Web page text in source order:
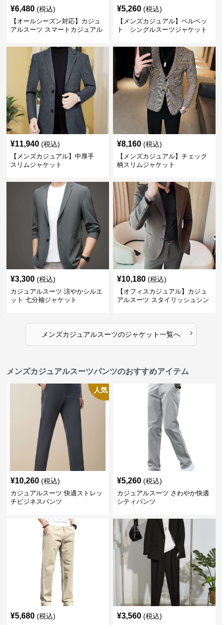
¥6,480 (税込)
【オールシーズン対応】カジュ
アルスーツ スマートカジュアル
¥5,260 (税込)
【メンズカジュアル】ベルベッ
ト シングルスーツジャケット
¥11,940 (税込)
【メンズカジュアル】中厚手
スリムジャケット
¥8,160 (税込)
【メンズカジュアル】チェック
柄スリムジャケット
¥3,300 (税込)
カジュアルスーツ 涼やかシルエ
ット 七分袖ジャケット
¥10,180 (税込)
【オフィスカジュアル】カジュ
アルスーツ スタイリッシュシン
メンズカジュアルスーツのジャケット一覧へ ›
メンズカジュアルスーツパンツのおすすめアイテム
人気
¥10,260 (税込)
カジュアルスーツ 快適ストレッ
チビジネスパンツ
¥5,260 (税込)
カジュアルスーツ さわやか快適
シティパンツ
¥5,680 (税込) ¥3,560 (税込)